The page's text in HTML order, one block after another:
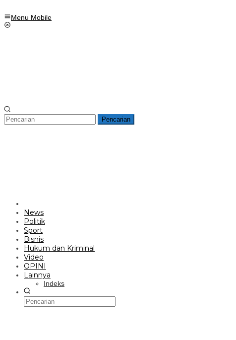
Menu Mobile
Pencarian
News
Politik
Sport
Bisnis
Hukum dan Kriminal
Video
OPINI
Lainnya
Indeks